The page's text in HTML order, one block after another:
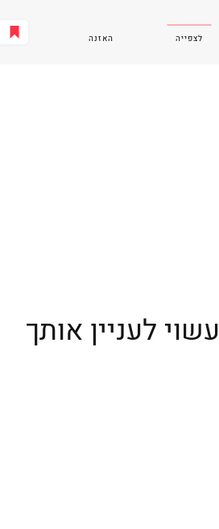
האזנה לצפייה
עשוי לעניין אותך